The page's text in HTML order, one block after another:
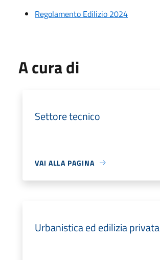
Regolamento Edilizio 2024
A cura di
Settore tecnico
VAI ALLA PAGINA
Urbanistica ed edilizia privata